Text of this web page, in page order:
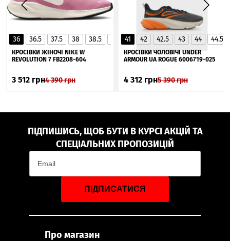
36 36.5 37.5 38 38.5 40 40.5
41
▲
КРОСІВКИ ЖІНОЧІ NIKE W
REVOLUTION 7 FB2208-604
3 512 грн4 390грн
41 42 42.5 43 44 44.5
КРОСІВКИ ЧОЛОВІЧІ UNDER
ARMOUR UA ROGUE 6006719-025
4 312 грн5 390грн
ПІДПИШИСЬ, ЩОБ БУТИ В КУРСІ АКЦІЙ ТА
СПЕЦІАЛЬНИХ ПРОПОЗИЦІЙ
ПІДПИСАТИСЯ
Про магазин